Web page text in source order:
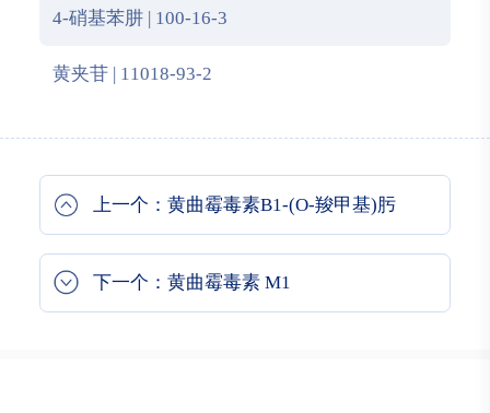
4-硝基苯肼 | 100-16-3
黄夹苷 | 11018-93-2
上一个：黄曲霉毒素B1-(O-羧甲基)肟
下一个：黄曲霉毒素 M1